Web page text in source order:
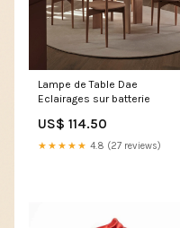
Lampe de Table Dae
Eclairages sur batterie
US$ 114.50
★★★★★ 4.8 (27 reviews)